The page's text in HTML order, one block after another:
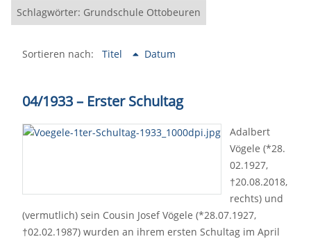
Schlagwörter: Grundschule Ottobeuren
Sortieren nach: Titel Datum
04/1933 – Erster Schultag
Adalbert
Vögele (*28.
02.1927,
†20.08.2018,
rechts) und
(vermutlich) sein Cousin Josef Vögele (*28.07.1927,
†02.02.1987) wurden an ihrem ersten Schultag im April